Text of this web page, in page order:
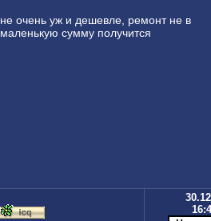
не очень уж и дешевле, ремонт не в
маленькую сумму получится